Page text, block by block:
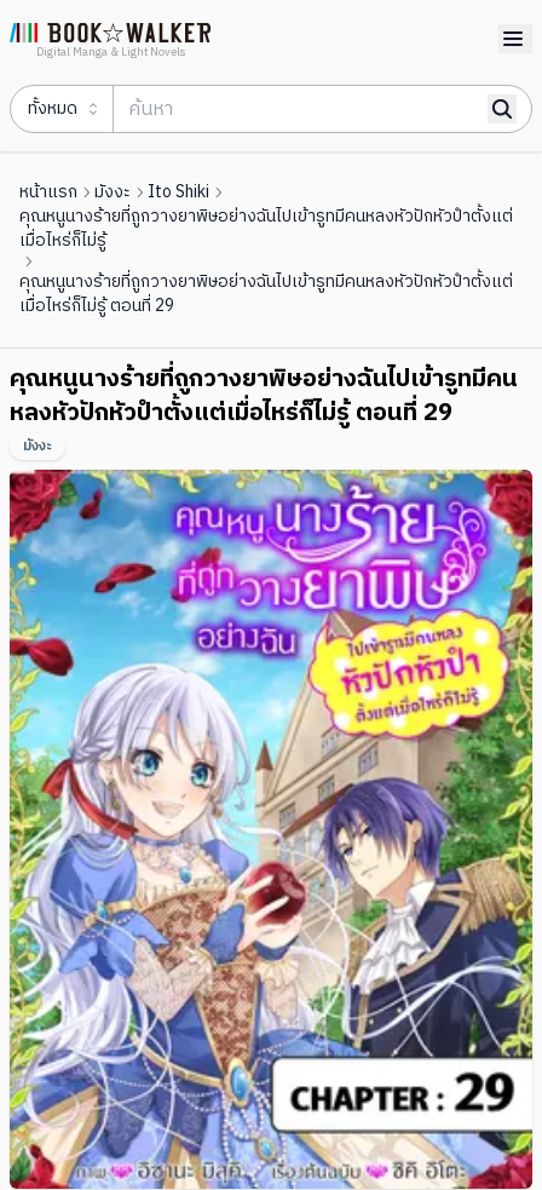
Digital Manga & Light Novels
ทั้งหมด
หน้าแรก มังงะ
Ito Shiki
คุณหนูนางร้ายที่ถูกวางยาพิษอย่างฉันไปเข้ารูทมีคนหลงหัวปักหัวปําตั้งแต่
เมื่อไหร่ก็ไม่รู้
คุณหนูนางร้ายที่ถูกวางยาพิษอย่างฉันไปเข้ารูทมีคนหลงหัวปักหัวปําตั้งแต่
เมื่อไหร่ก็ไม่รู้ ตอนที่ 29
คุณหนูนางร้ายที่ถูกวางยาพิษอย่างฉันไปเข้ารูทมีคน
หลงหัวปักหัวปําตั้งแต่เมื่อไหร่ก็ไม่รู้ ตอนที่ 29
มังงะ